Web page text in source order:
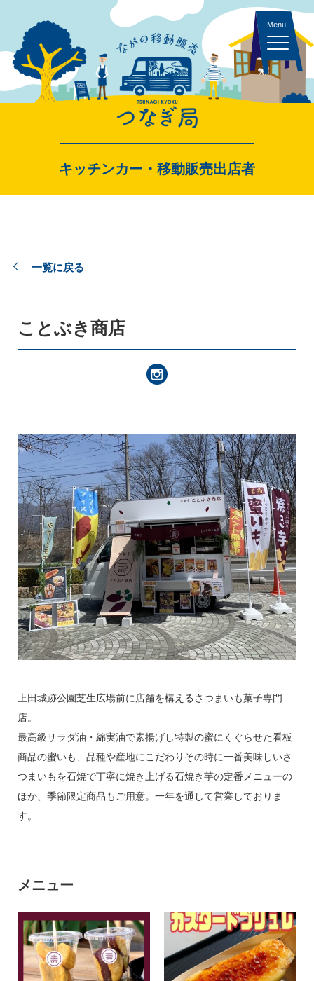
キッチンカー 一覧
キッチンカー
登録ご希望の方はこちら
登録ご希望の方はこちら
お知らせ・出店情報
つなぎ局について
災害支援班について
よくあるご質問
お問い合わせ
運営について 利用規約 プライバシーポリシー
キッチンカー・移動販売出店者
一覧に戻る
ことぶき商店
上田城跡公園芝生広場前に店舗を構えるさつまいも菓子専門
店。
最高級サラダ油・綿実油で素揚げし特製の蜜にくぐらせた看板
商品の蜜いも、品種や産地にこだわりその時に一番美味しいさ
つまいもを石焼で丁寧に焼き上げる石焼き芋の定番メニューの
ほか、季節限定商品もご用意。一年を通して営業しておりま
す。
メニュー